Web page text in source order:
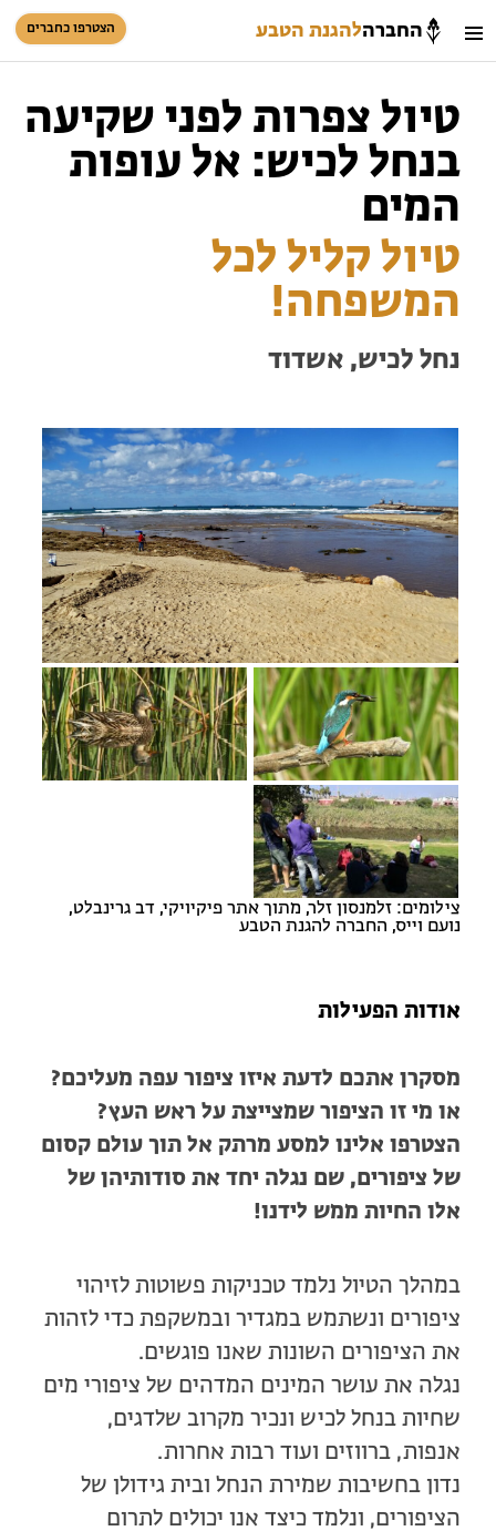
החברהלהגנת הטבע הצטרפו כחברים
חיפוש כניסת חברים
סל קניות
הזמינו פעילויות וטיולים מודרכים
טיולים למבוגרים: ארץ אהבתי
מחנות קיץ
המגזין – כל מה שקורה בטבע
מחנות קיץ
חופשות בבתי ספר שדה
ארץ אהבתי – קבוצות טיולים למבוגרים
טיול צפרות לפני שקיעה
בנחל לכיש: אל עופות
המים
טיול קליל לכל
המשפחה!
נחל לכיש, אשדוד
צילומים: זלמנסון זלר, מתוך אתר פיקיויקי, דב גרינבלט,
נועם וייס, החברה להגנת הטבע
אודות הפעילות
מסקרן אתכם לדעת איזו ציפור עפה מעליכם?
או מי זו הציפור שמצייצת על ראש העץ?
הצטרפו אלינו למסע מרתק אל תוך עולם קסום
של ציפורים, שם נגלה יחד את סודותיהן של
אלו החיות ממש לידנו!
במהלך הטיול נלמד טכניקות פשוטות לזיהוי
ציפורים ונשתמש במגדיר ובמשקפת כדי לזהות
את הציפורים השונות שאנו פוגשים.
נגלה את עושר המינים המדהים של ציפורי מים
שחיות בנחל לכיש ונכיר מקרוב שלדגים,
אנפות, ברווזים ועוד רבות אחרות.
נדון בחשיבות שמירת הנחל ובית גידולן של
הציפורים, ונלמד כיצד אנו יכולים לתרום